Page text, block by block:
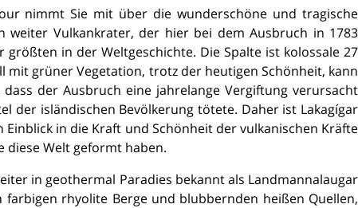
nimmt Sie mit über die wunderschöne und tragische
weiter Vulkankrater, der hier bei dem Ausbruch in 1783
größten in der Weltgeschichte. Die Spalte ist kolossale 27
mit grüner Vegetation, trotz der heutigen Schönheit, kann
dass der Ausbruch eine jahrelange Vergiftung verursacht
der isländischen Bevölkerung tötete. Daher ist Lakagígar
Einblick in die Kraft und Schönheit der vulkanischen Kräfte
diese Welt geformt haben.
in geothermal Paradies bekannt als Landmannalaugar
farbigen rhyolite Berge und blubbernden heißen Quellen,